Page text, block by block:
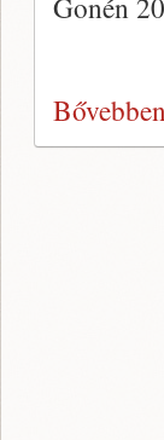
Bővebben